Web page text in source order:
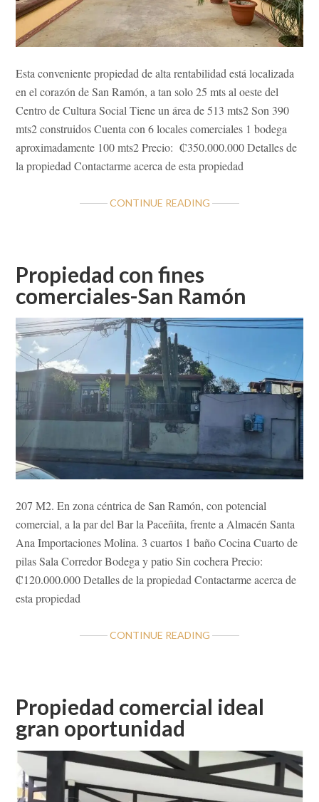
Esta conveniente propiedad de alta rentabilidad está localizada
en el corazón de San Ramón, a tan solo 25 mts al oeste del
Centro de Cultura Social Tiene un área de 513 mts2 Son 390
mts2 construidos Cuenta con 6 locales comerciales 1 bodega
aproximadamente 100 mts2 Precio: ₡350.000.000 Detalles de
la propiedad Contactarme acerca de esta propiedad
CONTINUE READING ABOUT
Propiedad con fines
comerciales-San Ramón
207 M2. En zona céntrica de San Ramón, con potencial
comercial, a la par del Bar la Paceñita, frente a Almacén Santa
Ana Importaciones Molina. 3 cuartos 1 baño Cocina Cuarto de
pilas Sala Corredor Bodega y patio Sin cochera Precio:
₡120.000.000 Detalles de la propiedad Contactarme acerca de
esta propiedad
CONTINUE READING ABOUT
COMERCIALES-
SAN
Propiedad comercial ideal
gran oportunidad